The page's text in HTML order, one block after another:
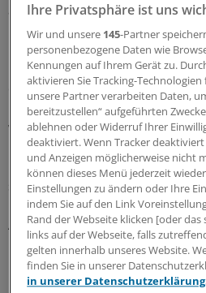
auch über den Zeitpunkt der
kontrovers diskutiert.
Denn bei den im Bericht
den Psychiatrien handelt es
Kommission aus den Jahren
wurde der 24-seitige Bericht im
Dann fertigte der Senat eine
schließlich zwei Tage vor
Bürgerschaft mitgeteilt wurde.
Aufsichtskommission war bis
nicht bekannt - inzwischen
und die regierende Koalition
bestätigt.
Ihre Privatsphäre ist uns
Wir und unsere 145-Partner
personenbezogene Daten wie
Kennungen auf Ihrem Gerät zu.
aktivieren Sie Tracking-
unsere Partner verarbeiten Daten,
bereitzustellen“ aufgeführten
ablehnen oder Widerruf Ihrer
deaktiviert. Wenn Tracker
und Anzeigen möglicherweise nicht
können dieses Menü jederzeit
Einstellungen zu ändern oder Ihre
indem Sie auf den Link
Rand der Webseite klicken [oder
links auf der Webseite, falls
gelten innerhalb unseres Website.
finden Sie in unserer
in unserer